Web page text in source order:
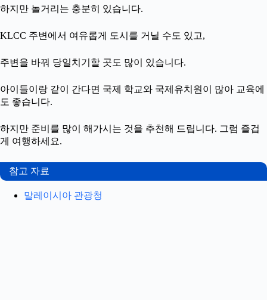
하지만 놀거리는 충분히 있습니다.
KLCC 주변에서 여유롭게 도시를 거닐 수도 있고,
주변을 바꿔 당일치기할 곳도 많이 있습니다.
아이들이랑 같이 간다면 국제 학교와 국제유치원이 많아 교육에
도 좋습니다.
하지만 준비를 많이 해가시는 것을 추천해 드립니다. 그럼 즐겁
게 여행하세요.
참고 자료
말레이시아 관광청